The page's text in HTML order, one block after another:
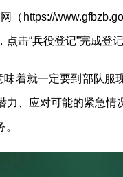
（https://
点击“兵役登记”完成登记
味着就一定要到部队服
力、应对可能的紧急情